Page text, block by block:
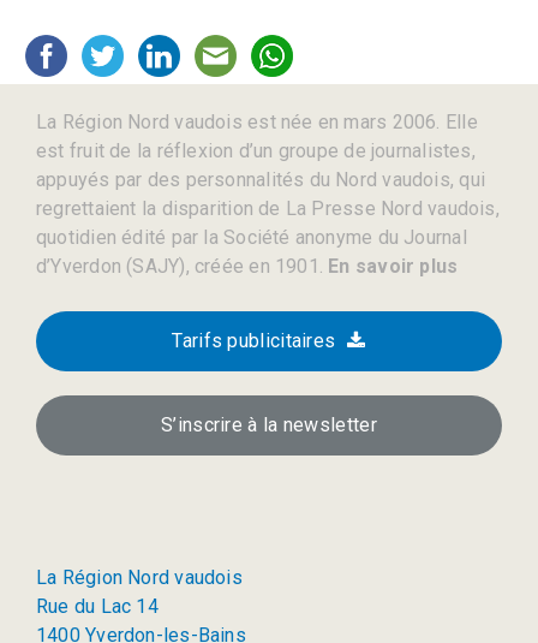
La Région Nord vaudois est née en mars 2006. Elle
est fruit de la réflexion d’un groupe de journalistes,
appuyés par des personnalités du Nord vaudois, qui
regrettaient la disparition de La Presse Nord vaudois,
quotidien édité par la Société anonyme du Journal
d’Yverdon (SAJY), créée en 1901. En savoir plus
Tarifs publicitaires
S’inscrire à la newsletter
La Région Nord vaudois
Rue du Lac 14
1400 Yverdon-les-Bains